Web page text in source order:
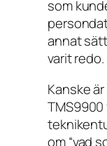
som
annat
varit redo.
Kanske
om “vad